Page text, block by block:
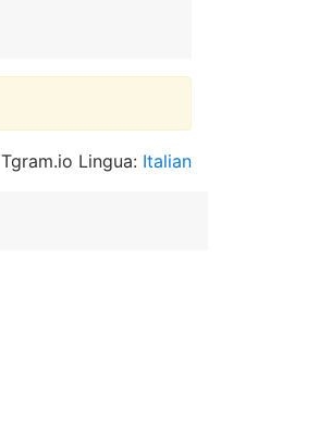
Tgram.io Lingua: Italian